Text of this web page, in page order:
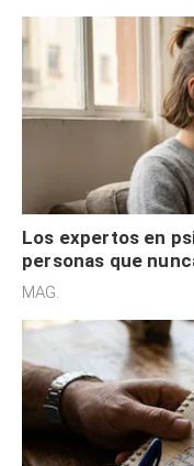
Los expertos en
personas que
redes sociales no
MAG.